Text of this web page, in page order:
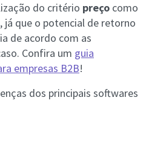
do critério preço como
já que o potencial de retorno
de acordo com as
Confira um guia
empresas B2B!
dos principais softwares